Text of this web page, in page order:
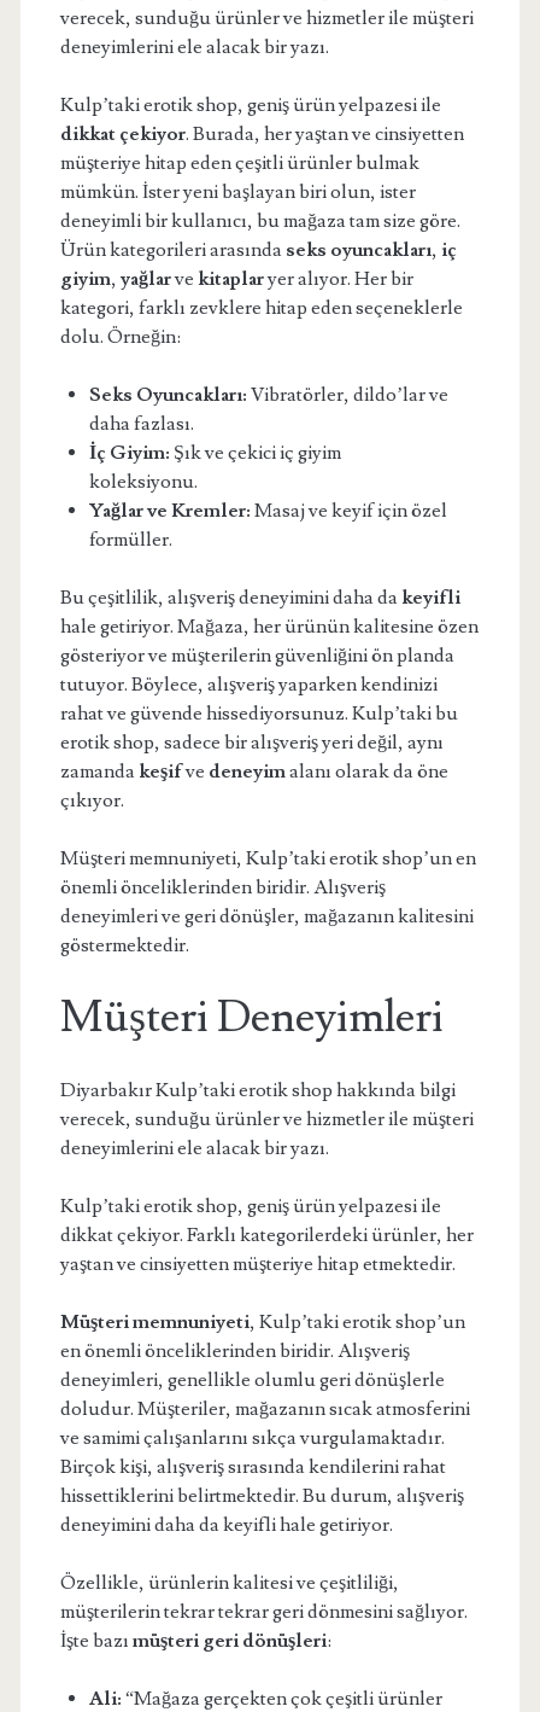
verecek, sunduğu ürünler ve hizmetler ile müşteri
deneyimlerini ele alacak bir yazı.
Kulp’taki erotik shop, geniş ürün yelpazesi ile
dikkat çekiyor. Burada, her yaştan ve cinsiyetten
müşteriye hitap eden çeşitli ürünler bulmak
mümkün. İster yeni başlayan biri olun, ister
deneyimli bir kullanıcı, bu mağaza tam size göre.
Ürün kategorileri arasında seks oyuncakları, iç
giyim, yağlarve kitaplaryer alıyor. Her bir
kategori, farklı zevklere hitap eden seçeneklerle
dolu. Örneğin:
Seks Oyuncakları: Vibratörler, dildo’lar ve
daha fazlası.
İç Giyim: Şık ve çekici iç giyim
koleksiyonu.
Yağlar ve Kremler: Masaj ve keyif için özel
formüller.
Bu çeşitlilik, alışveriş deneyimini daha da keyifli
hale getiriyor. Mağaza, her ürünün kalitesine özen
gösteriyor ve müşterilerin güvenliğini ön planda
tutuyor. Böylece, alışveriş yaparken kendinizi
rahat ve güvende hissediyorsunuz. Kulp’taki bu
erotik shop, sadece bir alışveriş yeri değil, aynı
zamanda keşifve deneyimalanı olarak da öne
çıkıyor.
Müşteri memnuniyeti, Kulp’taki erotik shop’un en
önemli önceliklerinden biridir. Alışveriş
deneyimleri ve geri dönüşler, mağazanın kalitesini
göstermektedir.
Müşteri Deneyimleri
Diyarbakır Kulp’taki erotik shop hakkında bilgi
verecek, sunduğu ürünler ve hizmetler ile müşteri
deneyimlerini ele alacak bir yazı.
Kulp’taki erotik shop, geniş ürün yelpazesi ile
dikkat çekiyor. Farklı kategorilerdeki ürünler, her
yaştan ve cinsiyetten müşteriye hitap etmektedir.
Müşteri memnuniyeti, Kulp’taki erotik shop’un
en önemli önceliklerinden biridir. Alışveriş
deneyimleri, genellikle olumlu geri dönüşlerle
doludur. Müşteriler, mağazanın sıcak atmosferini
ve samimi çalışanlarını sıkça vurgulamaktadır.
Birçok kişi, alışveriş sırasında kendilerini rahat
hissettiklerini belirtmektedir. Bu durum, alışveriş
deneyimini daha da keyifli hale getiriyor.
Özellikle, ürünlerin kalitesi ve çeşitliliği,
müşterilerin tekrar tekrar geri dönmesini sağlıyor.
İşte bazı müşteri geri dönüşleri:
Ali: “Mağaza gerçekten çok çeşitli ürünler